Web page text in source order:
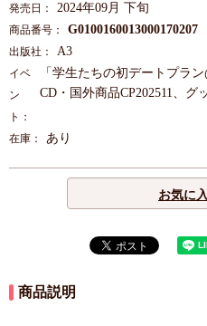
発売日： 2024年09月 下旬
商品番号： G0100160013000170207
出版社： A3
イベ
ン
ト：
「学生たちの初デートプラ
CD・国外商品CP202511、グ
在庫： あり
お気に
商品説明